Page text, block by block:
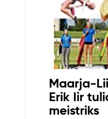
Maarja-
Erik Iir
meistriks